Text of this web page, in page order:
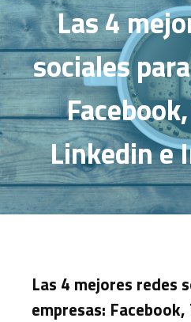
Las 4
sociales
Linkedin e
Las 4 mejores redes
empresas: